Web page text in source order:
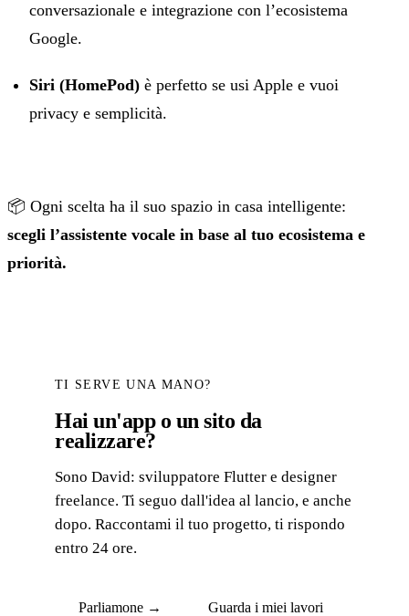
conversazionale e integrazione con l’ecosistema
Google.
Siri (HomePod) è perfetto se usi Apple e vuoi
privacy e semplicità.
📦 Ogni scelta ha il suo spazio in casa intelligente:
scegli l’assistente vocale in base al tuo ecosistema e
priorità.
TI SERVE UNA MANO?
Hai un'app o un sito da
realizzare?
Sono David: sviluppatore Flutter e designer
freelance. Ti seguo dall'idea al lancio, e anche
dopo. Raccontami il tuo progetto, ti rispondo
entro 24 ore.
Parliamone → Guarda i miei lavori